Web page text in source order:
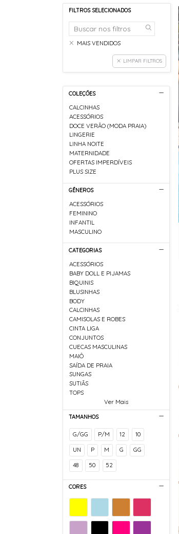
FILTROS SELECIONADOS
MAIS VENDIDOS
LIMPAR FILTROS
COLEÇÕES
CALCINHAS
ACESSÓRIOS
DOCE VERÃO (MODA PRAIA)
LINGERIE
LINHA NOITE
MATERNIDADE
OFERTAS IMPERDÍVEIS
PLUS SIZE
GÊNEROS
ACESSÓRIOS
FEMININO
INFANTIL
MASCULINO
CATEGORIAS
ACESSÓRIOS
BABY DOLL E PIJAMAS
BIQUINIS
BLUSINHAS
BODY
CALCINHAS
CAMISOLAS E ROBES
CINTA LIGA
CONJUNTOS
CUECAS MASCULINAS
MAIÔ
SAÍDA DE PRAIA
SUNGAS
SUTIÃS
TOPS
Ver Mais
TAMANHOS
G/GG P/M 12 10
UN P M G GG
48 50 52
CORES